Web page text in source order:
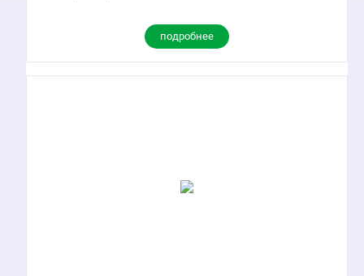
подробнее